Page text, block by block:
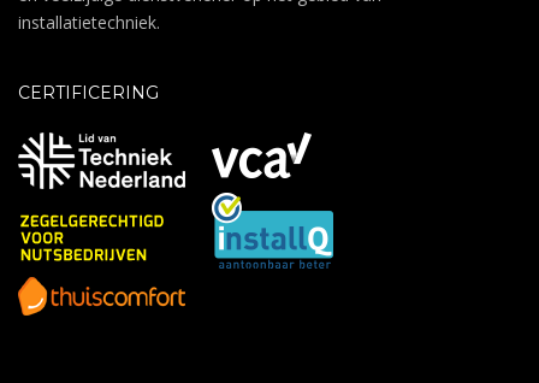
installatietechniek.
CERTIFICERING